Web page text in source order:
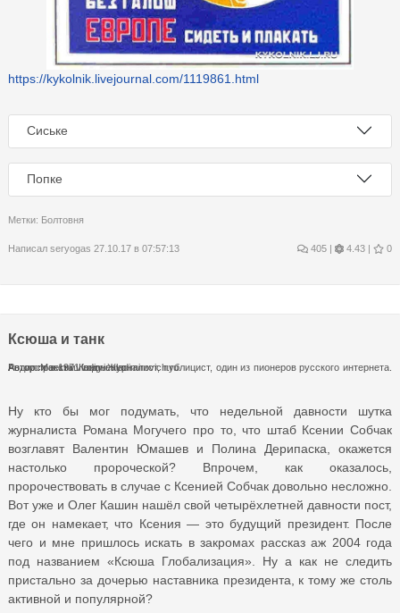
https://kykolnik.livejournal.com/1119861.html
Сиське
Попке
Метки: Болтовня
Написал seryogas 27.10.17 в 07:57:13 405 4.43 | 0
Ксюша и танк
Автор: Максим Кононенко
Родился в 1971 году. Журналист, публицист, один из пионеров русского интернета. Автор проекта vladimir.vladimirovich.ru.
Ну кто бы мог подумать, что недельной давности шутка
журналиста Романа Могучего про то, что штаб Ксении Собчак
возглавят Валентин Юмашев и Полина Дерипаска, окажется
настолько пророческой? Впрочем, как оказалось,
пророчествовать в случае с Ксенией Собчак довольно несложно.
Вот уже и Олег Кашин нашёл свой четырёхлетней давности пост,
где он намекает, что Ксения — это будущий президент. После
чего и мне пришлось искать в закромах рассказ аж 2004 года
под названием «Ксюша Глобализация». Ну а как не следить
пристально за дочерью наставника президента, к тому же столь
активной и популярной?